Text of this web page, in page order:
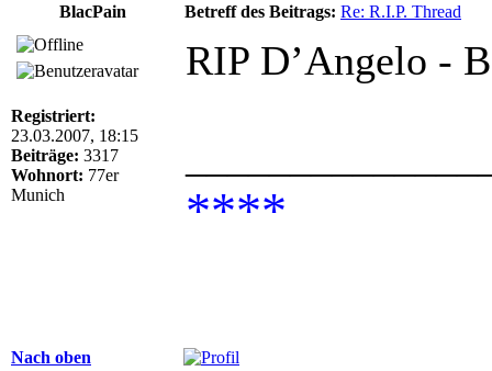
BlacPain
Betreff des Beitrags: Re: R.I.P. Thread
Registriert:
23.03.2007, 18:15
Beiträge: 3317
Wohnort: 77er
Munich
RIP D’Angelo -
****
Nach oben